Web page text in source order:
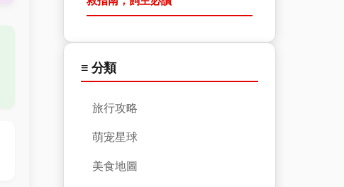
≡ 分類
旅行攻略
萌宠星球
美食地圖